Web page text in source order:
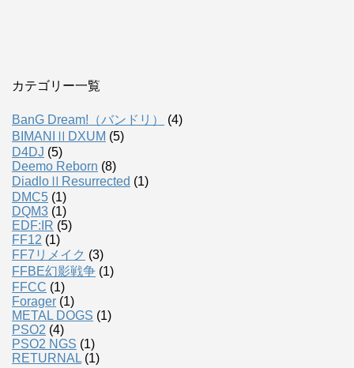
カテゴリー一覧
BanG Dream!（バンドリ）
(4)
BIMANIⅡDXUM (5)
D4DJ (5)
Deemo Reborn (8)
DiadloⅡResurrected (1)
DMC5 (1)
DQM3 (1)
EDF:IR (5)
FF12 (1)
FF7リメイク (3)
FFBE幻影戦争 (1)
FFCC (1)
Forager (1)
METAL DOGS (1)
PSO2 (4)
PSO2 NGS (1)
RETURNAL (1)